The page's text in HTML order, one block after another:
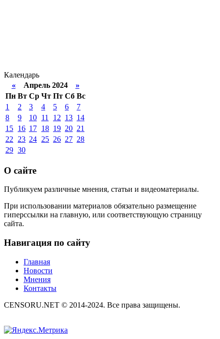
Календарь
«Апрель 2024 »
Пн Вт Ср Чт Пт Сб Вс
1
2 3 4 5 6
7
8
9 10 11 12 13 14
15 16 17 18 19 20 21
22
23 24 25 26 27 28
29 30
О сайте
Публикуем различные мнения, статьи и видеоматериалы.
При использовании материалов обязательно размещение
гиперссылки на главную, или соответствующую страницу
сайта.
Навигация по сайту
Главная
Новости
Мнения
Контакты
CENSORU.NET © 2014-2024. Все права защищены.